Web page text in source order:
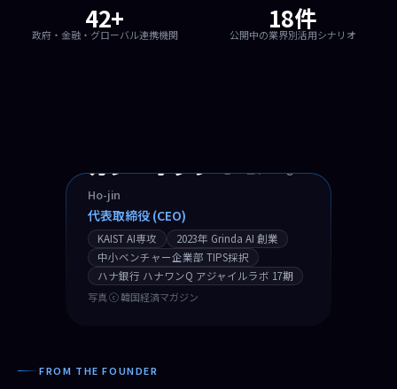
政府・金融・グローバル連携機関
42+
政府・金融・グローバル連携機関
公開中の業界別
18件
公開中の業界別活用シナリオ
カン・ホジン
Ho-jin
代表取締役 (CEO)
KAIST AI専攻
2023年 Grinda AI 創業
中小ベンチャー企業部 TIPS採択
ハナ銀行 ハナワンQ アジャイルラボ 17期
写真 ⓒ 韓国経済マガジン
FROM THE FOUNDER